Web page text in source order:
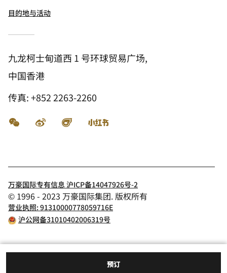
预订
目的地与活动
九龙柯士甸道西 1 号环球贸易广场,
中国香港
传真:+852 2263-2260
微信 微博 飞猪
万豪国际专有信息 沪ICP备14047926号-2
© 1996 - 2023 万豪国际集团. 版权所有
营业执照: 91310000778059716E
沪公网备31010402006319号